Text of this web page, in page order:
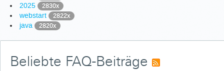
2025 2830x
webstart 2822x
java 2820x
Beliebte FAQ-Beiträge